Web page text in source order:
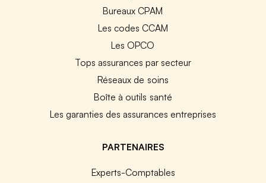
Bureaux CPAM
Les codes CCAM
Les OPCO
Tops assurances par secteur
Réseaux de soins
Boîte à outils santé
Les garanties des assurances entreprises
PARTENAIRES
Experts-Comptables